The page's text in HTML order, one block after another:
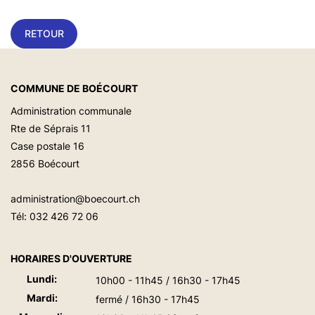
RETOUR
COMMUNE DE BOÉCOURT
Administration communale
Rte de Séprais 11
Case postale 16
2856 Boécourt
administration@boecourt.ch
Tél: 032 426 72 06
HORAIRES D'OUVERTURE
Lundi:
10h00 - 11h45 / 16h30 - 17h45
Mardi:
fermé / 16h30 - 17h45